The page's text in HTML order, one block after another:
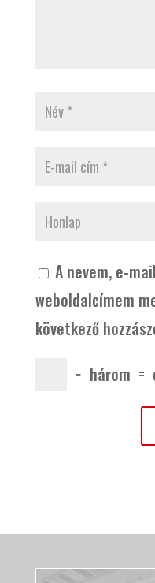
A nevem, e-
weboldalcímem
következő
− három =